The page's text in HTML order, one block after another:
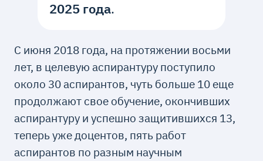
2025 года.
С июня 2018 года, на протяжении восьми
лет, в целевую аспирантуру поступило
около 30 аспирантов, чуть больше 10 еще
продолжают свое обучение, окончивших
аспирантуру и успешно защитившихся 13,
теперь уже доцентов, пять работ
аспирантов по разным научным